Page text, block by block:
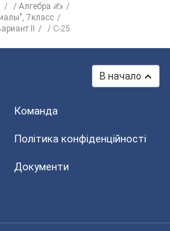
Алгебра ✍
7класс
II С-25
В начало
Команда
Політика конфіденційності
Документи